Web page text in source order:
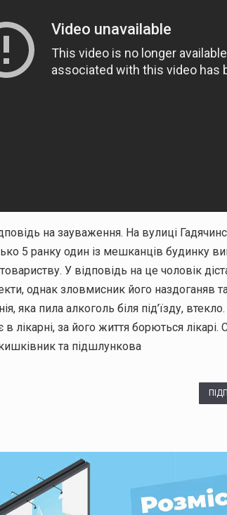
на зауваження. На вулиці
5 ранку один із мешканців будинку
У відповідь на це чоловік
однак зловмисник його наздоганяв
яка пила алкоголь біля під’їзду,
в лікарні, за його життя борються
та підшлункова